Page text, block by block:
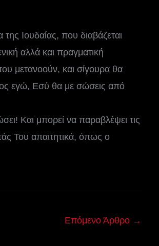
Ιουδαίας, που διαβάζεται
αλλά και πραγματική
μετανοούν, και σίγουρα θα
εγώ, Εσύ θα με σώσεις από
Και μπορεί να παραβλέψει τις
Του απαιτητικά, όπως ο
Επόμενο Άρθρο →